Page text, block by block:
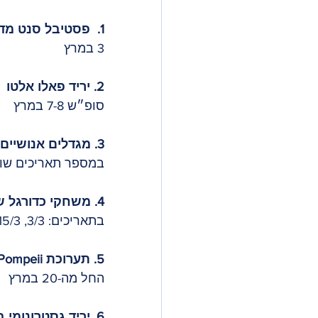
1.  פסטיבל סנט מדיר. פסטיבל הסוכריות בשכונת גרסיה
3 במרץ
2. יריד פאלו אלטו
סופ״ש 7-8 במרץ
3. מגדלים אנושיים
במספר תאריכים
4. משחקי כדורגל של בארסה
בתאריכים: 3/3, 15/3, 18/8, 22/3.
5. תערוכת The last days of Pompeii
החל מה-20 במרץ